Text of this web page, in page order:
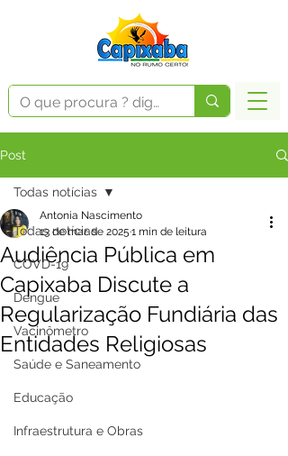
Post
Todas notícias
COVD-19
Dengue
Vacinômetro
Saúde e Saneamento
Educação
Infraestrutura e Obras
Todas notícias
Audiência Pública em
Capixaba Discute a
Regularização Fundiária das
Entidades Religiosas
Antonia Nascimento
13 de mar. de 2025 1 min de leitura